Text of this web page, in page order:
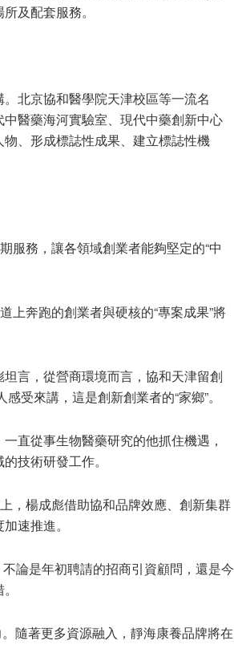
及配套服務。
北京協和醫學院天津校區等一流名
醫藥海河實驗室、現代中藥創新中心
、形成標誌性成果、建立標誌性機
服務，讓各領域創業者能夠堅定的“中
上奔跑的創業者與硬核的“專案成果”將
言，從營商環境而言，協和天津留創
受來講，這是創新創業者的“家鄉”。
直從事生物醫藥研究的他抓住機遇，
技術研發工作。
，楊成彪借助協和品牌效應、創新集群
速推進。
不論是年初聘請的招商引資顧問，還是今
隨著更多資源融入，靜海康養品牌將在